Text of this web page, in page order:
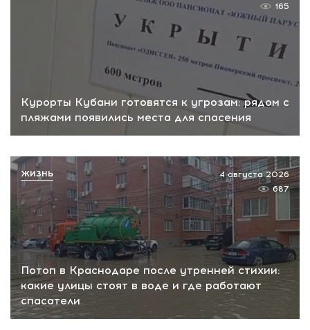
Курорты Кубани готовятся к угрозам: рядом с
пляжами появились места для спасения
165
Потоп в Краснодаре после утренней стихии:
какие улицы стоят в воде и где работают
спасатели
4 августа 2026
687
ЖИЗНЬ